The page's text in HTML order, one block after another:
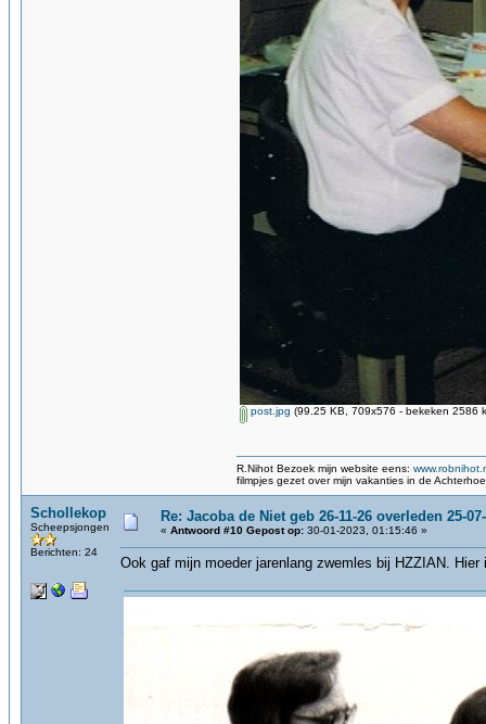
post.jpg (99.25 KB, 709x576 - bekeken 2586
R.Nihot Bezoek mijn website eens:
filmpjes gezet over mijn vakanties in de
Schollekop
Scheepsjongen
Berichten: 24
Re: Jacoba de Niet geb 26-11-26 overleden 25-
« Antwoord #10 Gepost op: 30-01-2023, 01:15:46 »
Ook gaf mijn moeder jarenlang zwemles bij HZZIAN.